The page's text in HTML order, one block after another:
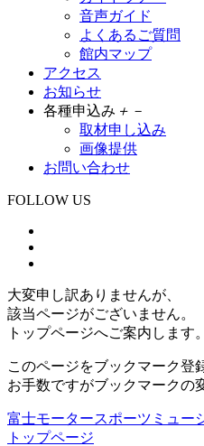
音声ガイド
よくあるご質問
館内マップ
アクセス
お知らせ
各種申込み ＋ －
取材申し込み
画像提供
お問い合わせ
FOLLOW US
大変申し訳ありませんが、
該当ページがございません。
トップページへご案内します。
このページをブックマーク登
お手数ですがブックマークの
富士モータースポーツミュー
トップページ